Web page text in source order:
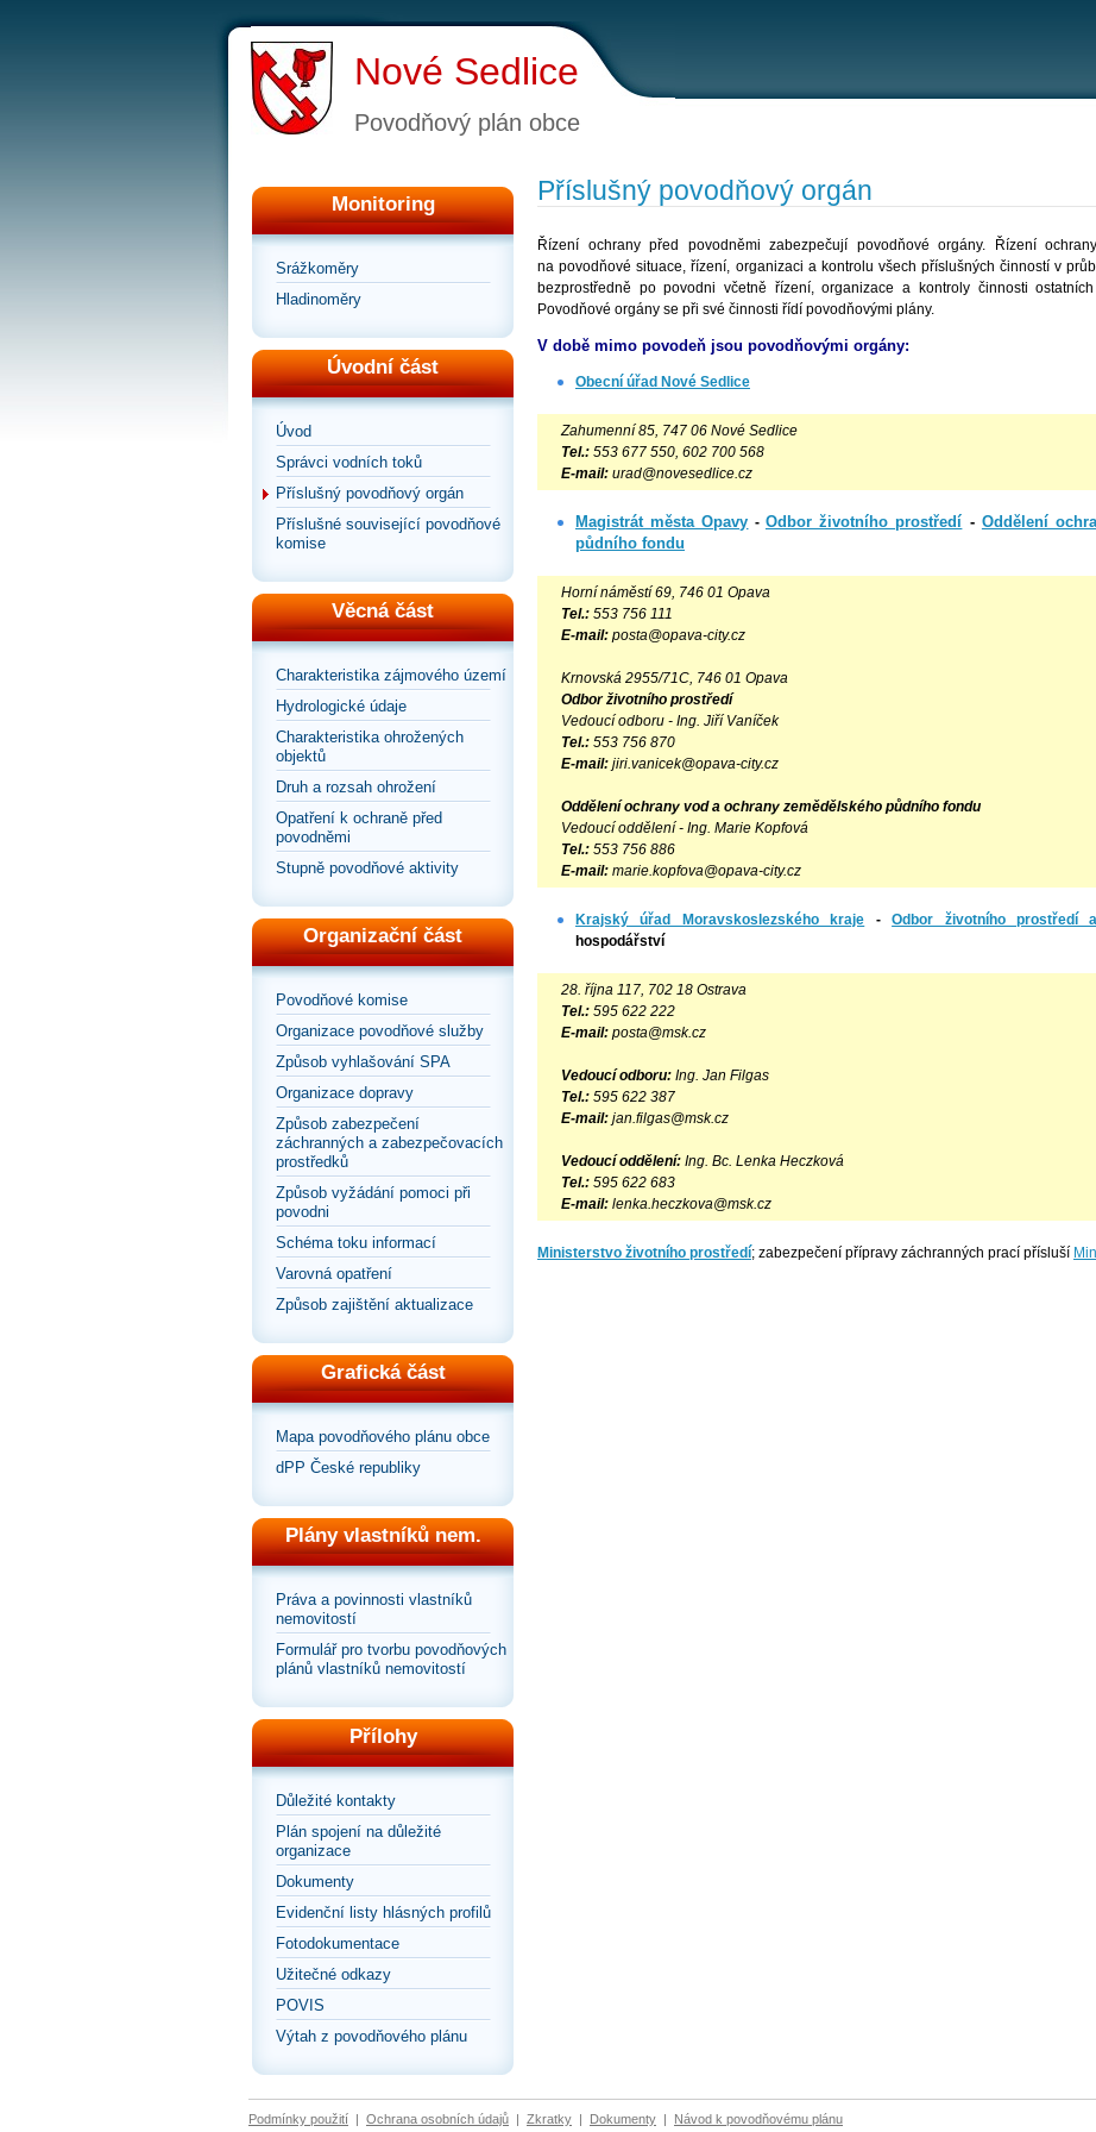
Nové Sedlice
Povodňový plán obce
Monitoring
Srážkoměry
Hladinoměry
Úvodní část
Úvod
Správci vodních toků
Příslušný povodňový orgán
Příslušné související povodňové
komise
Věcná část
Charakteristika zájmového území
Hydrologické údaje
Charakteristika ohrožených
objektů
Druh a rozsah ohrožení
Opatření k ochraně před
povodněmi
Stupně povodňové aktivity
Organizační část
Povodňové komise
Organizace povodňové služby
Způsob vyhlašování SPA
Organizace dopravy
Způsob zabezpečení
záchranných a zabezpečovacích
prostředků
Způsob vyžádání pomoci při
povodni
Schéma toku informací
Varovná opatření
Způsob zajištění aktualizace
Grafická část
Mapa povodňového plánu obce
dPP České republiky
Plány vlastníků nem.
Práva a povinnosti vlastníků
nemovitostí
Formulář pro tvorbu povodňových
plánů vlastníků nemovitostí
Přílohy
Důležité kontakty
Plán spojení na důležité
organizace
Dokumenty
Evidenční listy hlásných profilů
Fotodokumentace
Užitečné odkazy
POVIS
Výtah z povodňového plánu
Příslušný povodňový orgán
Řízení ochrany před povodněmi zabezpečují povodňové orgány. Řízení
na povodňové situace, řízení, organizaci a kontrolu všech příslušných činností v
bezprostředně po povodni včetně řízení, organizace a kontroly činnosti
Povodňové orgány se při své činnosti řídí povodňovými plány.
V době mimo povodeň jsou povodňovými orgány:
Obecní úřad Nové Sedlice
Zahumenní 85, 747 06 Nové Sedlice
Tel.: 553 677 550, 602 700 568
E-mail: urad@novesedlice.cz
Magistrát města Opavy - Odbor životního prostředí - Oddělení
půdního fondu
Horní náměstí 69, 746 01 Opava
Tel.: 553 756 111
E-mail: posta@opava-city.cz
Krnovská 2955/71C, 746 01 Opava
Odbor životního prostředí
Vedoucí odboru - Ing. Jiří Vaníček
Tel.: 553 756 870
E-mail: jiri.vanicek@opava-city.cz
Oddělení ochrany vod a ochrany zemědělského půdního fondu
Vedoucí oddělení - Ing. Marie Kopfová
Tel.: 553 756 886
E-mail: marie.kopfova@opava-city.cz
Krajský úřad Moravskoslezského kraje -Odbor životního prostředí
hospodářství
28. října 117, 702 18 Ostrava
Tel.: 595 622 222
E-mail: posta@msk.cz
Vedoucí odboru: Ing. Jan Filgas
Tel.: 595 622 387
E-mail: jan.filgas@msk.cz
Vedoucí oddělení: Ing. Bc. Lenka Heczková
Tel.: 595 622 683
E-mail: lenka.heczkova@msk.cz
Ministerstvo životního prostředí; zabezpečení přípravy záchranných prací přísluší
Podmínky použití | Ochrana osobních údajů | Zkratky | Dokumenty | Návod k povodňovému plánu